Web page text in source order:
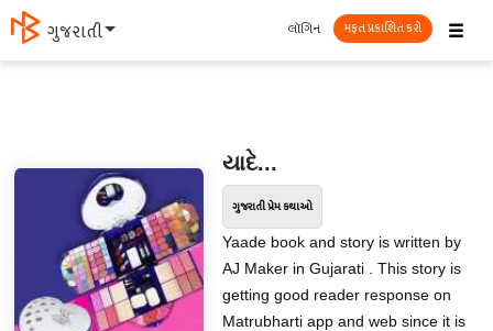
ગુજરાતી ☰
લૉગિન મફત પ્રકાશિત કરો
યાદે...
ગુજરાતી પ્રેમ કથાઓ
Yaade book and story is written by
AJ Maker in Gujarati . This story is
getting good reader response on
Matrubharti app and web since it is